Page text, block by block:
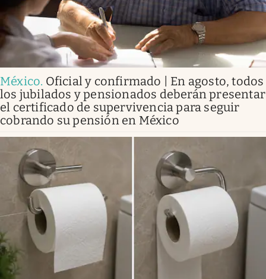
México. Oficial y confirmado | En agosto, todos
los jubilados y pensionados deberán presentar
el certificado de supervivencia para seguir
cobrando su pensión en México